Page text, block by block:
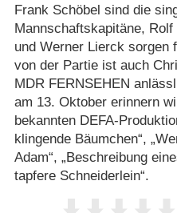
Frank Schöbel sind die
Mannschaftskapitäne,
und Werner Lierck sorgen
von der Partie ist auch
MDR FERNSEHEN
am 13. Oktober erinnern
bekannten DEFA-
klingende Bäumchen“,
Adam“, „Beschreibung
tapfere Schneiderlein“.